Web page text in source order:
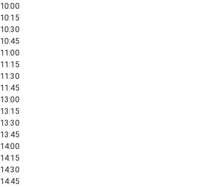
10:00
10:15
10:30
10:45
11:00
11:15
11:30
11:45
13:00
13:15
13:30
13:45
14:00
14:15
14:30
14:45